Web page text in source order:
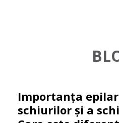
Importanța
schiurilor și a